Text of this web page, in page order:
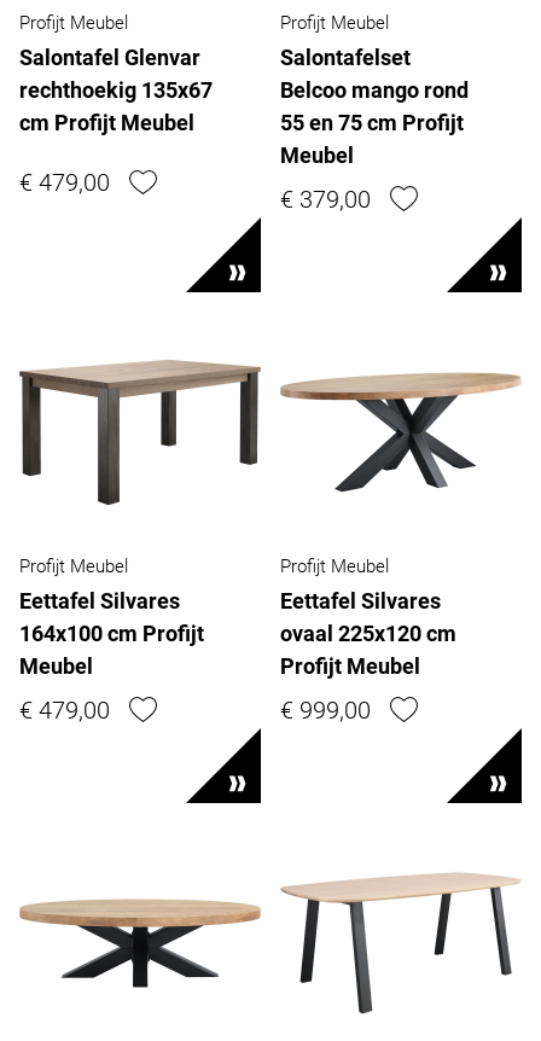
Profijt Meubel
Salontafel Glenvar
rechthoekig 135x67
cm Profijt Meubel
€ 479,00
Profijt Meubel
Salontafelset
Belcoo mango rond
55 en 75 cm Profijt
Meubel
€ 379,00
Profijt Meubel
Eettafel Silvares
164x100 cm Profijt
Meubel
€ 479,00
Profijt Meubel
Eettafel Silvares
ovaal 225x120 cm
Profijt Meubel
€ 999,00